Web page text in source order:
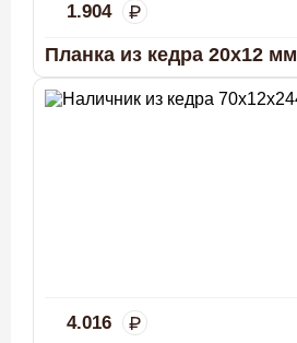
1.904
Планка из кедра 20х12 мм
4.016